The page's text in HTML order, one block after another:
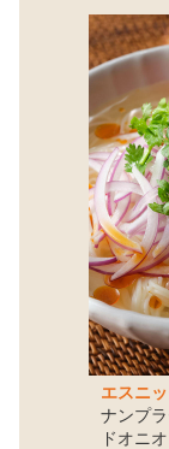
エスニ
ナンプ
ドオニ